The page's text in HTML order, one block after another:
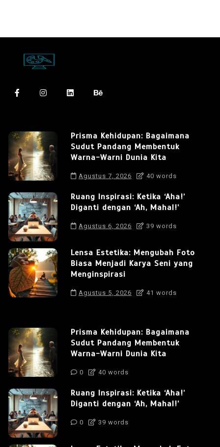
Prisma Kehidupan: Bagaimana
Sudut Pandang Membentuk
Warna-Warni Dunia Kita
Agustus 7, 2026 40 words
Ruang Inspirasi: Ketika ‘Aha!’
Diganti dengan ‘Ah, Mahal!’
Agustus 6, 2026 39 words
Lensa Estetika: Mengubah Foto
Biasa Menjadi Karya Seni yang
Menginspirasi
Agustus 5, 2026 41 words
Prisma Kehidupan: Bagaimana
Sudut Pandang Membentuk
Warna-Warni Dunia Kita
0 40 words
Ruang Inspirasi: Ketika ‘Aha!’
Diganti dengan ‘Ah, Mahal!’
0 39 words